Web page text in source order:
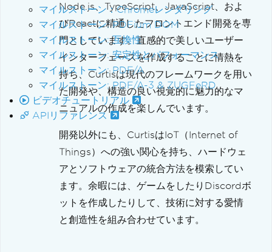
マイルストーン：Chromeレンダリング
マイルストーン: PDFium DOM
マイルストーン: 互換性
マイルストーン: 安定性とパフォーマンス
マイルストーン: PDF/A
マイルストーン: PDF/A-3 & ZUGFeRD
ビデオチュートリアル
APIリファレンス
Node.js、TypeScript、JavaScript、およ
びReactに精通したフロントエンド開発を専
門としています。直感的で美しいユーザー
インターフェースを作成することに情熱を
持ち、Curtisは現代のフレームワークを用い
た開発や、構造の良い視覚的に魅力的なマ
ニュアルの作成を楽しんでいます。
開発以外にも、CurtisはIoT（Internet of
Things）への強い関心を持ち、ハードウェ
アとソフトウェアの統合方法を模索してい
ます。余暇には、ゲームをしたりDiscordボ
ットを作成したりして、技術に対する愛情
と創造性を組み合わせています。